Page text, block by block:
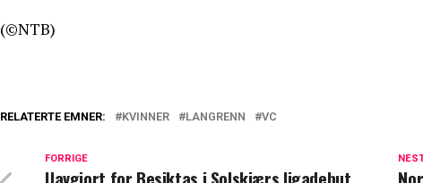
(©NTB)
RELATERTE EMNER: KVINNER LANGRENN VC
FORRIGE